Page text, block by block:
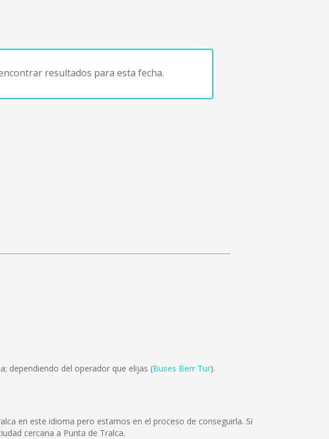
resultados para esta fecha.
dependiendo del operador que elijas (Buses Berr Tur).
en este idioma pero estamos en el proceso de conseguirla. Si
cercana a Punta de Tralca.